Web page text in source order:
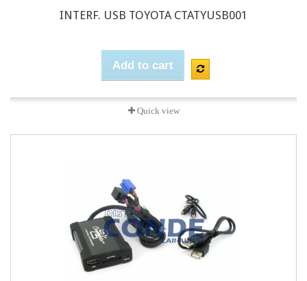
INTERF. USB TOYOTA CTATYUSB001
Add to cart
Quick view